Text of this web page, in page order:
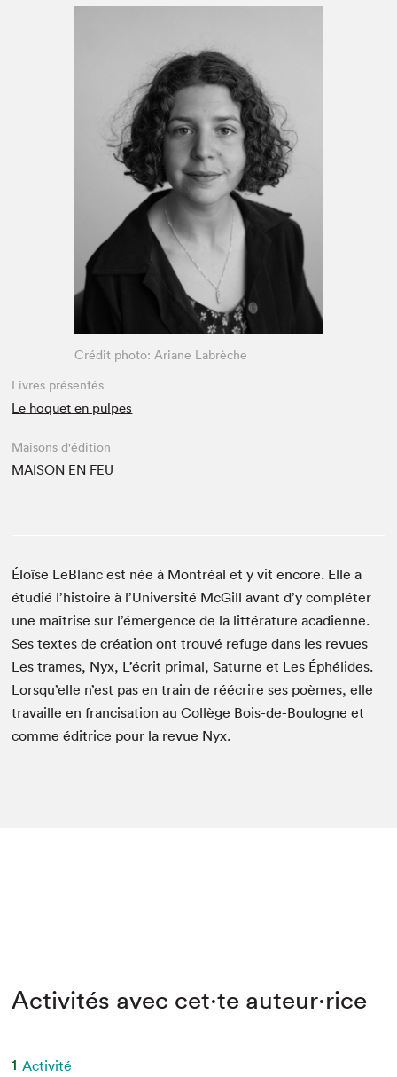
Espace enseignant·e·s
Crédit photo: Ariane Labrèche
Livres présentés
Le hoquet en pulpes
Maisons d'édition
MAISON EN FEU
Éloïse LeBlanc est née à Montréal et y vit encore. Elle a
étudié l’histoire à l’Université McGill avant d’y compléter
une maîtrise sur l’émergence de la littérature acadienne.
Ses textes de création ont trouvé refuge dans les revues
Les trames, Nyx, L’écrit primal, Saturne et Les Éphélides.
Lorsqu’elle n’est pas en train de réécrire ses poèmes, elle
travaille en francisation au Collège Bois-de-Boulogne et
comme éditrice pour la revue Nyx.
Activités avec cet·te auteur·rice
1 Activité